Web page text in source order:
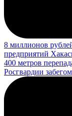
8 миллионов
предприятий
400 метров
Росгвардии